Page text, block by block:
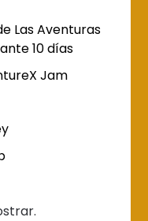
Las Aventuras
10 días
Jam